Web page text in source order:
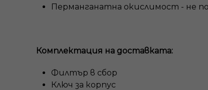
Перманганатна окислимост - не
Комплектация на доставката:
Филтър в сбор
Ключ за корпус